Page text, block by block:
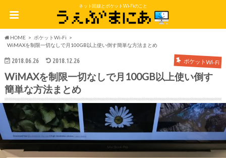
ネット回線とポケットWi-Fiのこと
HOME
ポケットWi-Fi
WiMAXを制限一切なしで月100GB以上使い倒す簡単な方法まとめ
2018.06.26 2018.12.26 ポケットWi-Fi
WiMAXを制限一切なしで月100GB以上使い倒す
簡単な方法まとめ